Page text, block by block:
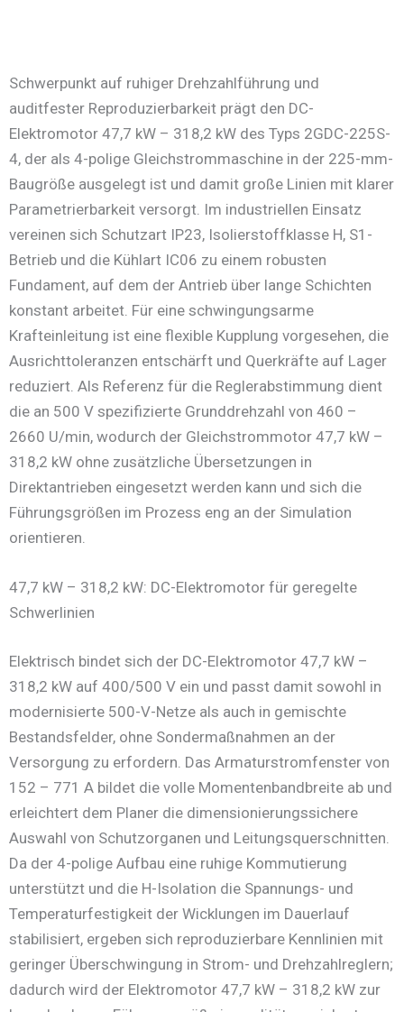
Schwerpunkt auf ruhiger Drehzahlführung und
auditfester Reproduzierbarkeit prägt den DC-
Elektromotor 47,7 kW – 318,2 kW des Typs 2GDC-225S-
4, der als 4-polige Gleichstrommaschine in der 225-mm-
Baugröße ausgelegt ist und damit große Linien mit klarer
Parametrierbarkeit versorgt. Im industriellen Einsatz
vereinen sich Schutzart IP23, Isolierstoffklasse H, S1-
Betrieb und die Kühlart IC06 zu einem robusten
Fundament, auf dem der Antrieb über lange Schichten
konstant arbeitet. Für eine schwingungsarme
Krafteinleitung ist eine flexible Kupplung vorgesehen, die
Ausrichttoleranzen entschärft und Querkräfte auf Lager
reduziert. Als Referenz für die Reglerabstimmung dient
die an 500 V spezifizierte Grunddrehzahl von 460 –
2660 U/min, wodurch der Gleichstrommotor 47,7 kW –
318,2 kW ohne zusätzliche Übersetzungen in
Direktantrieben eingesetzt werden kann und sich die
Führungsgrößen im Prozess eng an der Simulation
orientieren.
47,7 kW – 318,2 kW: DC-Elektromotor für geregelte
Schwerlinien
Elektrisch bindet sich der DC-Elektromotor 47,7 kW –
318,2 kW auf 400/500 V ein und passt damit sowohl in
modernisierte 500-V-Netze als auch in gemischte
Bestandsfelder, ohne Sondermaßnahmen an der
Versorgung zu erfordern. Das Armaturstromfenster von
152 – 771 A bildet die volle Momentenbandbreite ab und
erleichtert dem Planer die dimensionierungssichere
Auswahl von Schutzorganen und Leitungsquerschnitten.
Da der 4-polige Aufbau eine ruhige Kommutierung
unterstützt und die H-Isolation die Spannungs- und
Temperaturfestigkeit der Wicklungen im Dauerlauf
stabilisiert, ergeben sich reproduzierbare Kennlinien mit
geringer Überschwingung in Strom- und Drehzahlreglern;
dadurch wird der Elektromotor 47,7 kW – 318,2 kW zur